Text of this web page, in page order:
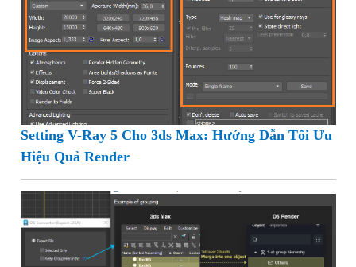
Setting V-Ray 5 Cho 3ds Max: Hướng Dẫn Tối Ưu
Hiệu Quả Render